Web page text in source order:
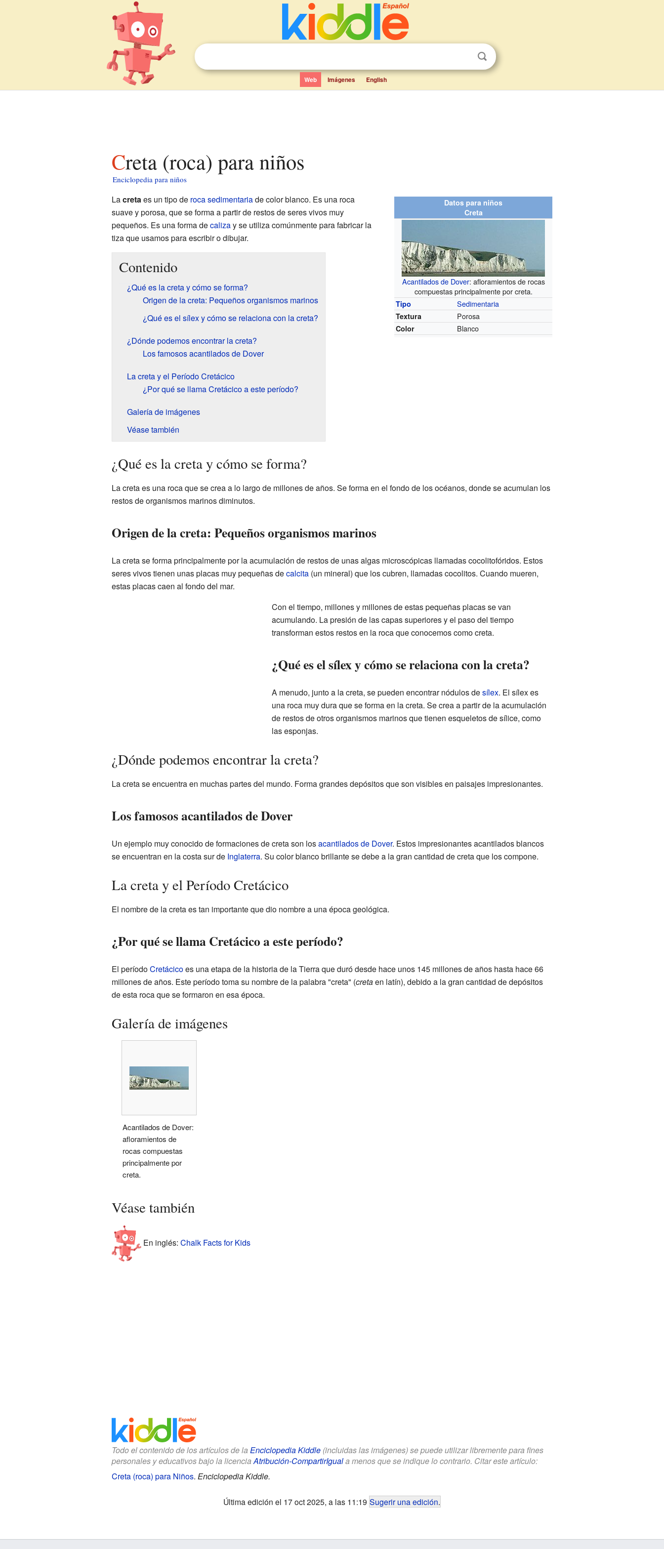
Web Imágenes English
Creta (roca) para niños
Enciclopedia para niños
Datos para niños
Creta
Acantilados de Dover: afloramientos de rocas
compuestas principalmente por creta.
Tipo Sedimentaria
Textura Porosa
Color Blanco
Lacretaes un tipo de roca sedimentariade color blanco. Es una roca
suave y porosa, que se forma a partir de restos de seres vivos muy
pequeños. Es una forma decalizay se utiliza comúnmente para fabricar la
tiza que usamos para escribir o dibujar.
Contenido
¿Qué es la creta y cómo se forma?
Origen de la creta: Pequeños organismos marinos
¿Qué es el sílex y cómo se relaciona con la creta?
¿Dónde podemos encontrar la creta?
Los famosos acantilados de Dover
La creta y el Período Cretácico
¿Por qué se llama Cretácico a este período?
Galería de imágenes
Véase también
¿Qué es la creta y cómo se forma?
La creta es una roca que se crea a lo largo de millones de años. Se forma en el fondo de los océanos, donde se acumulan los
restos de organismos marinos diminutos.
Origen de la creta: Pequeños organismos marinos
La creta se forma principalmente por la acumulación de restos de unas algas microscópicas llamadas cocolitofóridos. Estos
seres vivos tienen unas placas muy pequeñas decalcita(un mineral) que los cubren, llamadas cocolitos. Cuando mueren,
estas placas caen al fondo del mar.
Con el tiempo, millones y millones de estas pequeñas placas se van
acumulando. La presión de las capas superiores y el paso del tiempo
transforman estos restos en la roca que conocemos como creta.
¿Qué es el sílex y cómo se relaciona con la creta?
A menudo, junto a la creta, se pueden encontrar nódulos desílex. El sílex es
una roca muy dura que se forma en la creta. Se crea a partir de la acumulación
de restos de otros organismos marinos que tienen esqueletos de sílice, como
las esponjas.
¿Dónde podemos encontrar la creta?
La creta se encuentra en muchas partes del mundo. Forma grandes depósitos que son visibles en paisajes impresionantes.
Los famosos acantilados de Dover
Un ejemplo muy conocido de formaciones de creta son losacantilados de Dover. Estos impresionantes acantilados blancos
se encuentran en la costa sur de Inglaterra. Su color blanco brillante se debe a la gran cantidad de creta que los compone.
La creta y el Período Cretácico
El nombre de la creta es tan importante que dio nombre a una época geológica.
¿Por qué se llama Cretácico a este período?
El períodoCretácicoes una etapa de la historia de la Tierra que duró desde hace unos 145 millones de años hasta hace 66
millones de años. Este período toma su nombre de la palabra "creta" (cretaen latín), debido a la gran cantidad de depósitos
de esta roca que se formaron en esa época.
Galería de imágenes
Acantilados de Dover:
afloramientos de
rocas compuestas
principalmente por
creta.
Véase también
En inglés: Chalk Facts for Kids
Todo el contenido de los artículos de la Enciclopedia Kiddle(incluidas las imágenes) se puede utilizar libremente para fines
personales y educativos bajo la licencia Atribución-CompartirIguala menos que se indique lo contrario. Citar este artículo:
Creta (roca) para Niños. Enciclopedia Kiddle.
Última edición el 17 oct 2025, a las 11:19 Sugerir una edición.